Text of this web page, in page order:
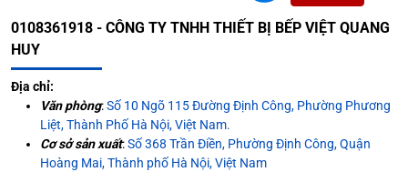
0108361918 - CÔNG TY TNHH THIẾT BỊ BẾP VIỆT QUANG
HUY
Địa chỉ:
Văn phòng:Số 10 Ngõ 115 Đường Định Công, Phường Phương
Liệt, Thành Phố Hà Nội, Việt Nam.
Cơ sở sản xuất:Số 368 Trần Điền, Phường Định Công, Quận
Hoàng Mai, Thành phố Hà Nội, Việt Nam